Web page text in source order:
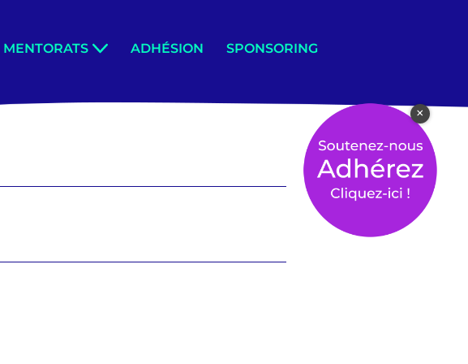
MENTORATS ADHÉSION SPONSORING
×